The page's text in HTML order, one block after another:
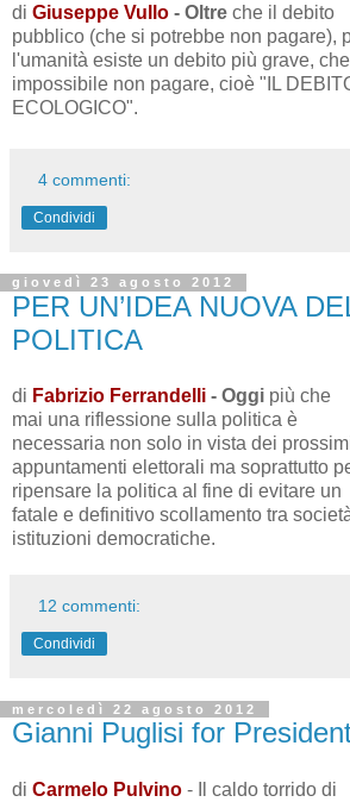
di Giuseppe Vullo - Oltre che il debito
pubblico (che si potrebbe non pagare),
l'umanità esiste un debito più grave,
impossibile non pagare, cioè "IL
ECOLOGICO".
4 commenti:
Condividi
giovedì 23 agosto 2012
PER UN’IDEA NUOVA
POLITICA
di Fabrizio Ferrandelli - Oggi più che
mai una riflessione sulla politica è
necessaria non solo in vista dei
appuntamenti elettorali ma soprattutto
ripensare la politica al fine di evitare un
fatale e definitivo scollamento tra
istituzioni democratiche.
12 commenti:
Condividi
mercoledì 22 agosto 2012
Gianni Puglisi for
di Carmelo Pulvino - Il caldo torrido di